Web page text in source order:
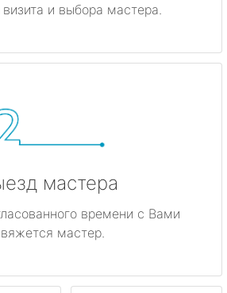
и выбора мастера.
мастера
времени с Вами
мастер.